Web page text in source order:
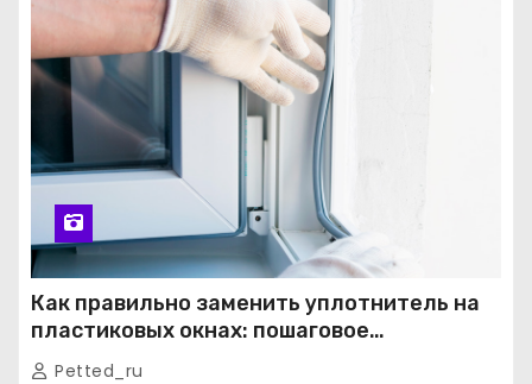
Как правильно заменить уплотнитель на
пластиковых окнах: пошаговое
руководство от экспертов
Petted_ru